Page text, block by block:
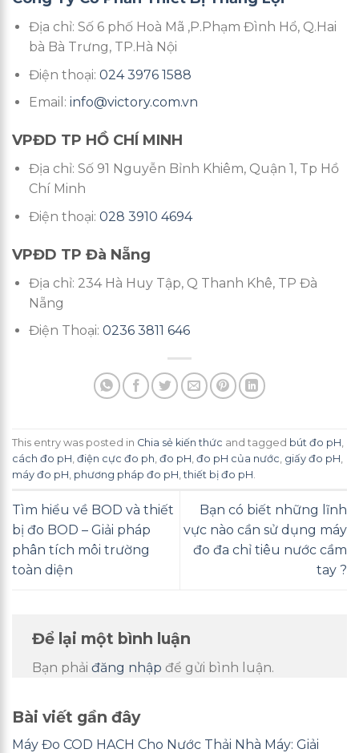
Địa chỉ: Số 6 phố Hoà Mã ,P.Phạm Đình Hổ, Q.Hai
bà Bà Trưng, TP.Hà Nội
Điện thoại: 024 3976 1588
Email: info@victory.com.vn
VPĐD TP HỒ CHÍ MINH
Địa chỉ: Số 91 Nguyễn Bỉnh Khiêm, Quận 1, Tp Hồ
Chí Minh
Điện thoại: 028 3910 4694
VPĐD TP Đà Nẵng
Địa chỉ: 234 Hà Huy Tập, Q Thanh Khê, TP Đà
Nẵng
Điện Thoại: 0236 3811 646
This entry was posted in Chia sẻ kiến thức and tagged bút đo pH
cách đo pH điện cực đo ph đo pH đo pH của nước giấy đo pH
máy đo pH phương pháp đo pH ,thiết bị đo pH
Tìm hiểu về BOD và thiết
bị đo BOD – Giải pháp
phân tích môi trường
toàn diện
Bạn có biết những lĩnh
vực nào cần sử dụng máy
đo đa chỉ tiêu nước cầm
tay ?
Để lại một bình luận
Bạn phải đăng nhập để gửi bình luận.
Bài viết gần đây
Máy Đo COD HACH Cho Nước Thải Nhà Máy: Giải